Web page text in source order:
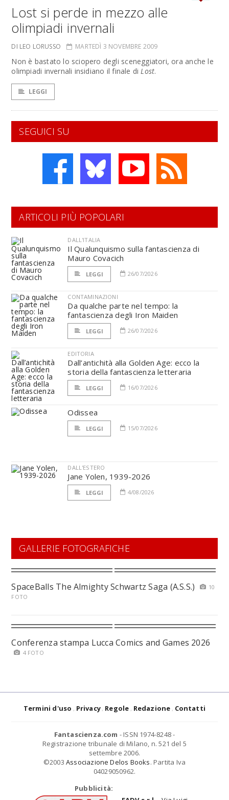
Lost si perde in mezzo alle
olimpiadi invernali
DI LEO LORUSSO MARTEDÌ 3 NOVEMBRE 2009
Non è bastato lo sciopero degli sceneggiatori, ora anche le
olimpiadi invernali insidiano il finale diLost.
LEGGI
SEGUICI SU
ARTICOLI PIÙ POPOLARI
DALL'ITALIA
Il Qualunquismo sulla fantascienza di
Mauro Covacich
LEGGI 26/07/2026
CONTAMINAZIONI
Da qualche parte nel tempo: la
fantascienza degli Iron Maiden
LEGGI 26/07/2026
EDITORIA
Dall’antichità alla Golden Age: ecco la
storia della fantascienza letteraria
LEGGI 16/07/2026
Odissea
LEGGI 15/07/2026
DALL'ESTERO
Jane Yolen, 1939-2026
LEGGI 4/08/2026
GALLERIE FOTOGRAFICHE
SpaceBalls The Almighty Schwartz Saga (A.S.S.)
10
FOTO
Conferenza stampa Lucca Comics and Games 2026
4 FOTO
Termini d'uso Privacy Regole Redazione Contatti
Fantascienza.com - ISSN 1974-8248 -
Registrazione tribunale di Milano, n. 521 del 5
settembre 2006.
©2003 Associazione Delos Books. Partita Iva
04029050962.
Pubblicità: